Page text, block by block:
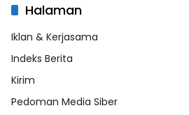
Halaman
Iklan & Kerjasama
Indeks Berita
Kirim
Pedoman Media Siber